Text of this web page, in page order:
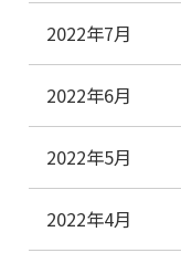
2022年7月
2022年6月
2022年5月
2022年4月